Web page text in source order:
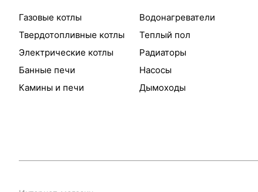
Газовые котлы
Твердотопливные котлы
Электрические котлы
Банные печи
Камины и печи
Водонагреватели
Теплый пол
Радиаторы
Насосы
Дымоходы